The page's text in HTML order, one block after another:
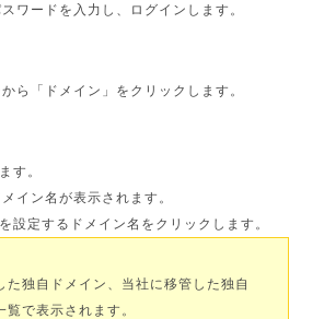
ワードを入力し、ログインします。
ら「ドメイン」をクリックします。
す。
イン名が表示されます。
設定するドメイン名をクリックします。
た独自ドメイン、当社に移管した独自
覧で表示されます。